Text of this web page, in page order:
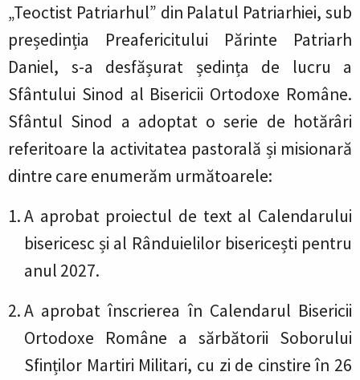
„Teoctist Patriarhul” din Palatul Patriarhiei, sub
președinția Preafericitului Părinte Patriarh
Daniel, s-a desfășurat ședința de lucru a
Sfântului Sinod al Bisericii Ortodoxe Române.
Sfântul Sinod a adoptat o serie de hotărâri
referitoare la activitatea pastorală și misionară
dintre care enumerăm următoarele:
A aprobat proiectul de text al Calendarului
bisericesc și al Rânduielilor bisericești pentru
anul 2027.
A aprobat înscrierea în Calendarul Bisericii
Ortodoxe Române a sărbătorii Soborului
Sfinților Martiri Militari, cu zi de cinstire în 26